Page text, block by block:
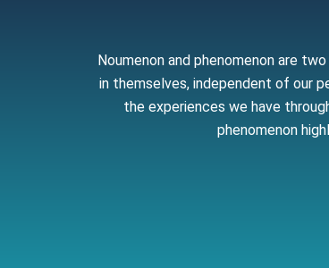
Noumenon and phenomenon are
in themselves, independent of our
the experiences we have
phenomenon